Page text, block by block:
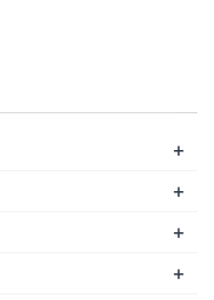
+
+
+
+